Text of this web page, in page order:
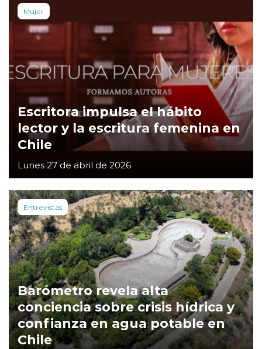
Mujer
Escritora impulsa el hábito
lector y la escritura femenina en
Chile
Lunes 27 de abril de 2026
Entrevistas
Barómetro revela alta
conciencia sobre crisis hídrica y
confianza en agua potable en
Chile